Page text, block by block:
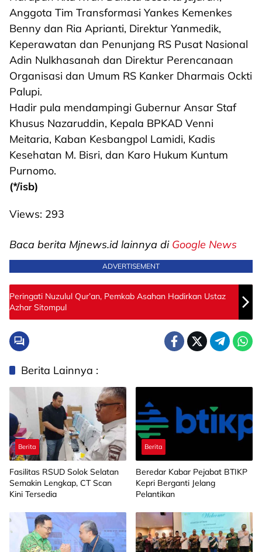
Anggota Tim Transformasi Yankes Kemenkes
Benny dan Ria Aprianti, Direktur Yanmedik,
Keperawatan dan Penunjang RS Pusat Nasional
Adin Nulkhasanah dan Direktur Perencanaan
Organisasi dan Umum RS Kanker Dharmais Ockti
Palupi.
Hadir pula mendampingi Gubernur Ansar Staf
Khusus Nazaruddin, Kepala BPKAD Venni
Meitaria, Kaban Kesbangpol Lamidi, Kadis
Kesehatan M. Bisri, dan Karo Hukum Kuntum
Purnomo.
(*/isb)
Views: 293
Baca berita Mjnews.id lainnya di Google News
ADVERTISEMENT
Peringati Nuzulul Qur’an, Pemkab Asahan Hadirkan Ustaz
Azhar Sitompul
Berita Lainnya :
Berita
Fasilitas RSUD Solok Selatan
Semakin Lengkap, CT Scan
Kini Tersedia
Berita
Beredar Kabar Pejabat BTIKP
Kepri Berganti Jelang
Pelantikan